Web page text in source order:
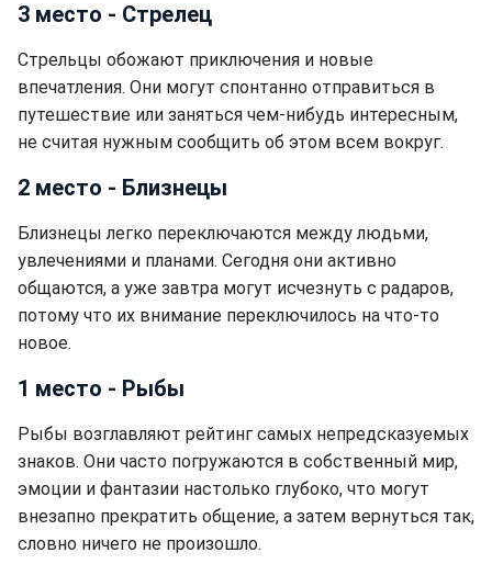
3 место - Стрелец
Стрельцы обожают приключения и новые
впечатления. Они могут спонтанно отправиться в
путешествие или заняться чем-нибудь интересным,
не считая нужным сообщить об этом всем вокруг.
2 место - Близнецы
Близнецы легко переключаются между людьми,
увлечениями и планами. Сегодня они активно
общаются, а уже завтра могут исчезнуть с радаров,
потому что их внимание переключилось на что-то
новое.
1 место - Рыбы
Рыбы возглавляют рейтинг самых непредсказуемых
знаков. Они часто погружаются в собственный мир,
эмоции и фантазии настолько глубоко, что могут
внезапно прекратить общение, а затем вернуться так,
словно ничего не произошло.